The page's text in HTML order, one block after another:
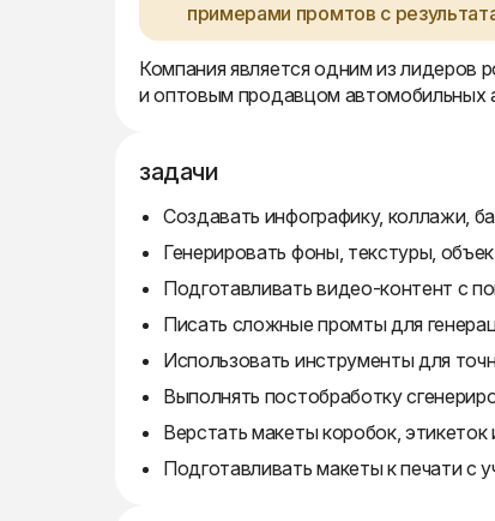
примерами промтов с
Компания является одним из лидеров
и оптовым продавцом автомобильных
задачи
Создавать инфографику, коллажи,
Генерировать фоны, текстуры,
Подготавливать видео-контент с
Писать сложные промты для
Использовать инструменты для
Выполнять постобработку
Верстать макеты коробок,
Подготавливать макеты к печати с